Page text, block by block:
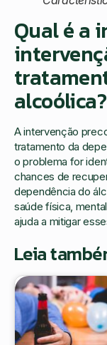
Qual é a
alcoólica?
A intervenção
tratamento da
o problema for
chances de
dependência do
saúde física,
ajuda a mitigar
Leia